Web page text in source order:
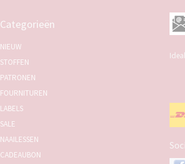
Categorieën
NIEUW
STOFFEN
PATRONEN
FOURNITUREN
LABELS
SALE
NAAILESSEN
CADEAUBON